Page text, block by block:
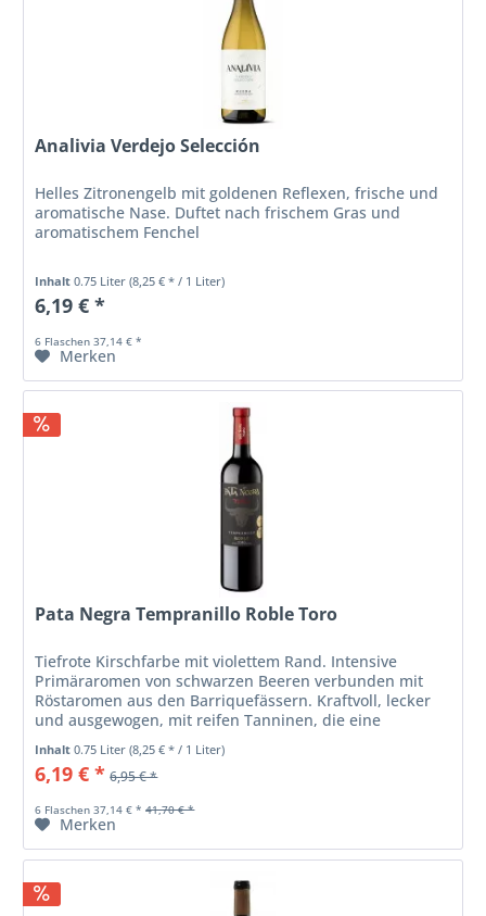
Analivia Verdejo Selección
Helles Zitronengelb mit goldenen Reflexen, frische und
aromatische Nase. Duftet nach frischem Gras und
aromatischem Fenchel
Inhalt0.75 Liter(8,25 € * / 1 Liter)
6,19 € *
6 Flaschen 37,14 € *
Merken
Pata Negra Tempranillo Roble Toro
Tiefrote Kirschfarbe mit violettem Rand. Intensive
Primäraromen von schwarzen Beeren verbunden mit
Röstaromen aus den Barriquefässern. Kraftvoll, lecker
und ausgewogen, mit reifen Tanninen, die eine
angenehme Mundfülle verleihen
Inhalt0.75 Liter(8,25 € * / 1 Liter)
6,19 € * 6,95 € *
6 Flaschen 37,14 € * 41,70 € *
Merken